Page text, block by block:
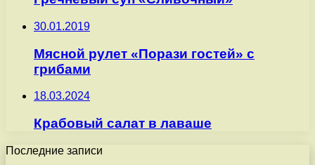
30.01.2019
Мясной рулет «Порази гостей» с
грибами
18.03.2024
Крабовый салат в лаваше
Последние записи